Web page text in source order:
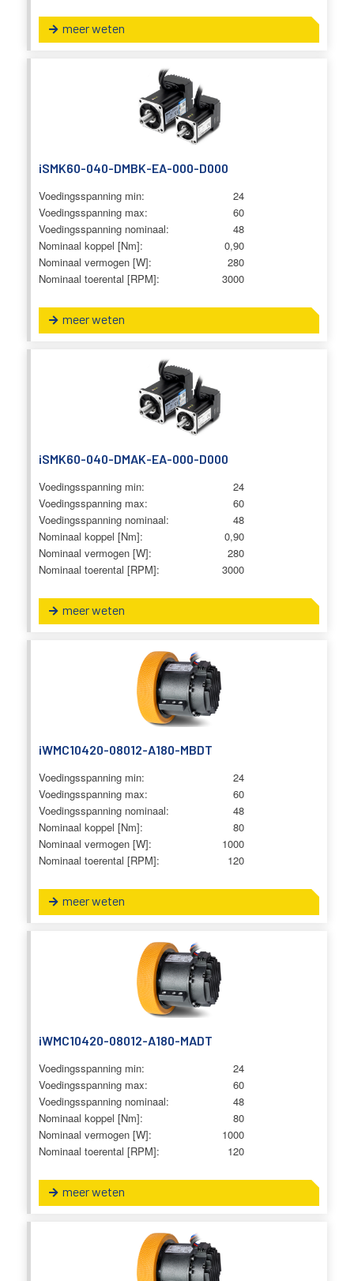
meer weten
iSMK60-040-DMBK-EA-000-D000
Voedingsspanning min:
24
Voedingsspanning max:
60
Voedingsspanning nominaal:
48
Nominaal koppel [Nm]:
0,90
Nominaal vermogen [W]:
280
Nominaal toerental [RPM]:
3000
meer weten
iSMK60-040-DMAK-EA-000-D000
Voedingsspanning min:
24
Voedingsspanning max:
60
Voedingsspanning nominaal:
48
Nominaal koppel [Nm]:
0,90
Nominaal vermogen [W]:
280
Nominaal toerental [RPM]:
3000
meer weten
iWMC10420-08012-A180-MBDT
Voedingsspanning min:
24
Voedingsspanning max:
60
Voedingsspanning nominaal:
48
Nominaal koppel [Nm]:
80
Nominaal vermogen [W]:
1000
Nominaal toerental [RPM]:
120
meer weten
iWMC10420-08012-A180-MADT
Voedingsspanning min:
24
Voedingsspanning max:
60
Voedingsspanning nominaal:
48
Nominaal koppel [Nm]:
80
Nominaal vermogen [W]:
1000
Nominaal toerental [RPM]:
120
meer weten